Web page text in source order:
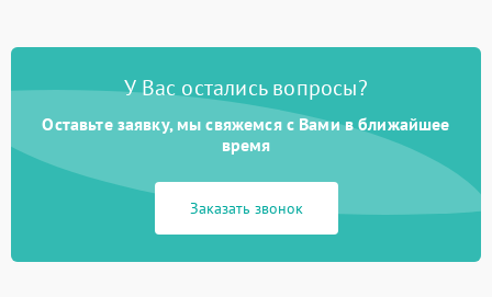
Проблемы с объективом
У Вас остались вопросы?
Оставьте заявку, мы свяжемся с Вами в ближайшее
время
Заказать звонок